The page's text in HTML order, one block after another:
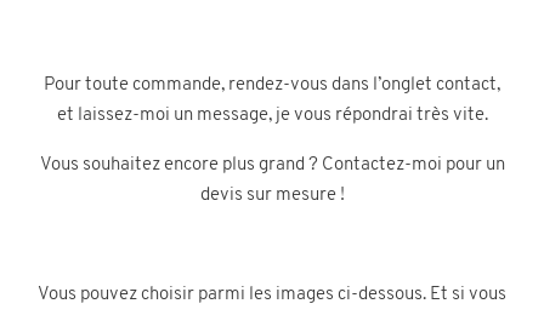
Pour toute commande, rendez-vous dans l’onglet contact,
et laissez-moi un message, je vous répondrai très vite.
Vous souhaitez encore plus grand ? Contactez-moi pour un
devis sur mesure !
Vous pouvez choisir parmi les images ci-dessous. Et si vous